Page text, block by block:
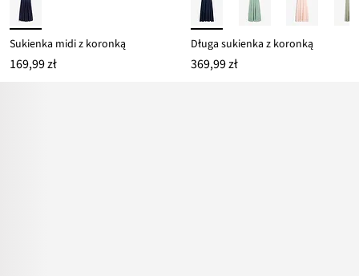
Sukienka midi z koronką
169,99 zł
Długa sukienka z koronką
369,99 zł